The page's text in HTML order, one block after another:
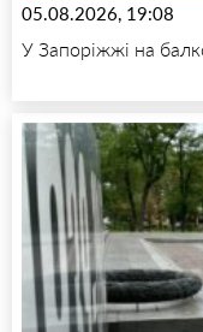
05.08.2026, 19:08
У Запоріжжі на